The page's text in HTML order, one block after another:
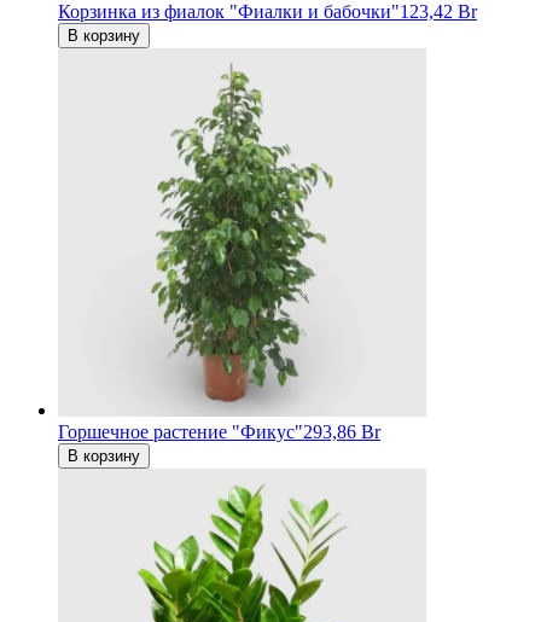
Корзинка из фиалок "Фиалки и бабочки"123,42 Br
В корзину
Горшечное растение "Фикус"293,86 Br
В корзину